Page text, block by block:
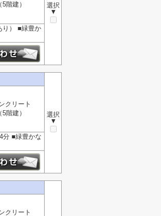
選択
▼
階建）
り） ■緑豊か
選択
▼
クリート
階建）
分 ■緑豊かな
クリート